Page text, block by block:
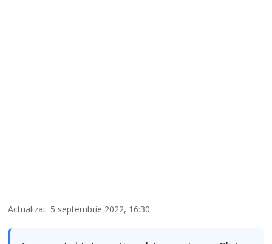
Actualizat: 5 septembrie 2022, 16:30